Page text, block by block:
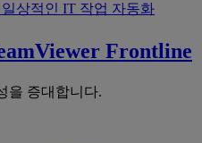
일상적인 IT 작업 자동화
Frontline
을 증대합니다.